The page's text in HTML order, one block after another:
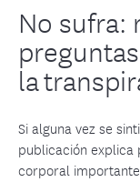
No sufra:
la
Si alguna vez se
publicación explica
corporal